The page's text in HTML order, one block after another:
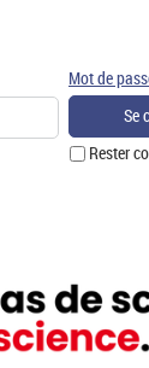
Rester
Mot de